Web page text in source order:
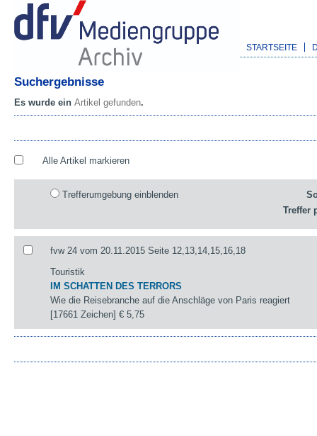
STARTSEITE
Suchergebnisse
Es wurde ein Artikel gefunden.
Alle Artikel markieren
Trefferumgebung einblenden
Treffer
fvw 24 vom 20.11.2015 Seite 12,13,14,15,16,18
Touristik
IM SCHATTEN DES TERRORS
Wie die Reisebranche auf die Anschläge von Paris reagiert
[17661 Zeichen]€ 5,75